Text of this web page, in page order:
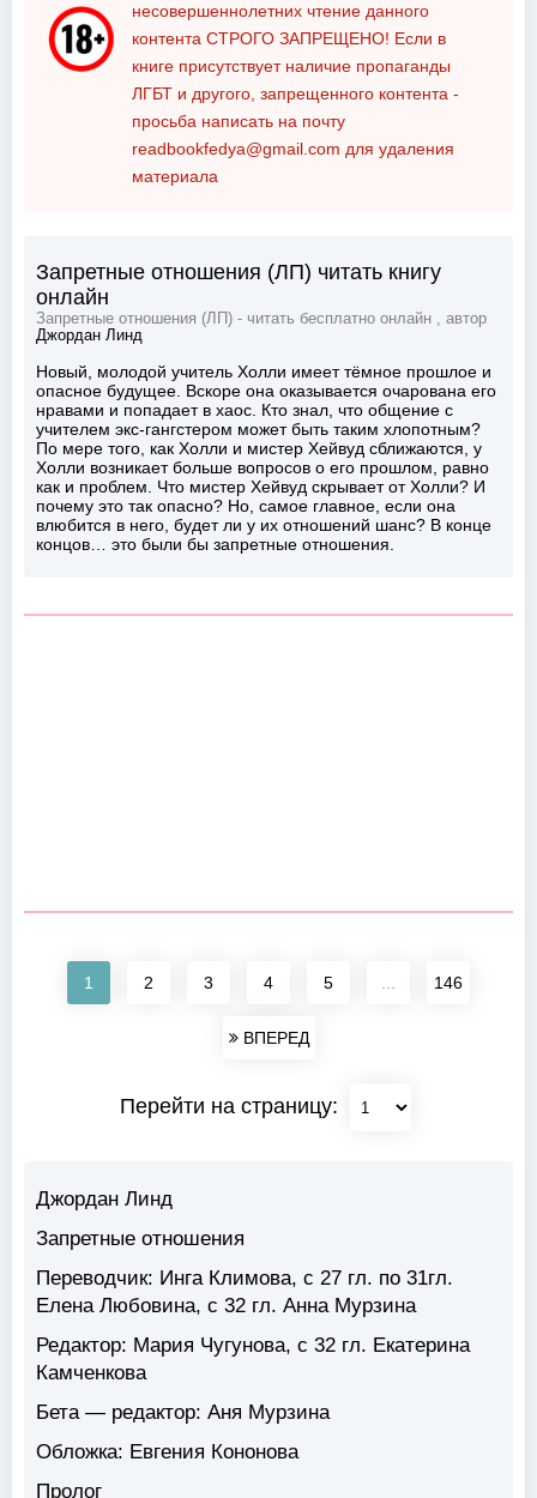
несовершеннолетних чтение данного
контента СТРОГО ЗАПРЕЩЕНО! Если в
книге присутствует наличие пропаганды
ЛГБТ и другого, запрещенного контента -
просьба написать на почту
readbookfedya@gmail.com для удаления
материала
Запретные отношения (ЛП) читать книгу
онлайн
Запретные отношения (ЛП) - читать бесплатно онлайн , автор
Джордан Линд
Новый, молодой учитель Холли имеет тёмное прошлое и
опасное будущее. Вскоре она оказывается очарована его
нравами и попадает в хаос. Кто знал, что общение с
учителем экс-гангстером может быть таким хлопотным?
По мере того, как Холли и мистер Хейвуд сближаются, у
Холли возникает больше вопросов о его прошлом, равно
как и проблем. Что мистер Хейвуд скрывает от Холли? И
почему это так опасно? Но, самое главное, если она
влюбится в него, будет ли у их отношений шанс? В конце
концов… это были бы запретные отношения.
1 2 3 4 5 146
ВПЕРЕД
Перейти на страницу:
Джордан Линд
Запретные отношения
Переводчик: Инга Климова, с 27 гл. по 31гл.
Елена Любовина, с 32 гл. Анна Мурзина
Редактор: Мария Чугунова, с 32 гл. Екатерина
Камченкова
Бета — редактор: Аня Мурзина
Обложка: Евгения Кононова
Пролог